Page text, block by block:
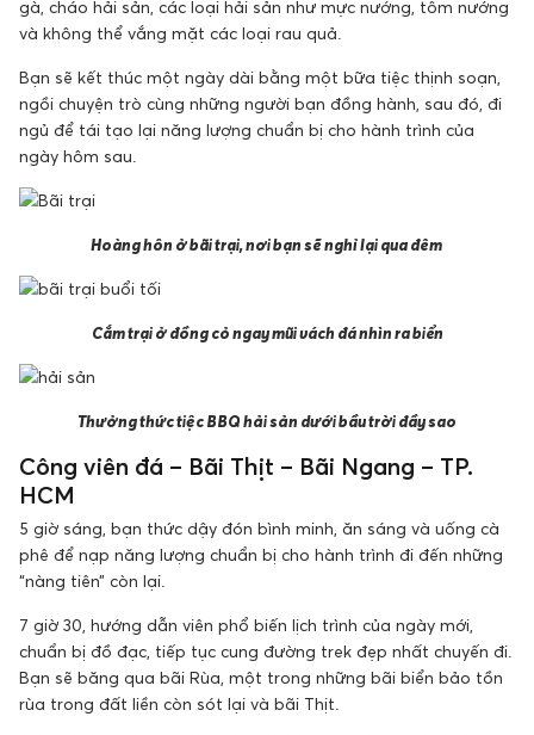
gà, cháo hải sản, các loại hải sản như mực nướng, tôm nướng
và không thể vắng mặt các loại rau quả.
Bạn sẽ kết thúc một ngày dài bằng một bữa tiệc thịnh soạn,
ngồi chuyện trò cùng những người bạn đồng hành, sau đó, đi
ngủ để tái tạo lại năng lượng chuẩn bị cho hành trình của
ngày hôm sau.
Hoàng hôn ở bãi trại, nơi bạn sẽ nghỉ lại qua đêm
Cắm trại ở đồng cỏ ngay mũi vách đá nhìn ra biển
Thưởng thức tiệc BBQ hải sản dưới bầu trời đầy sao
Công viên đá – Bãi Thịt – Bãi Ngang – TP.
HCM
5 giờ sáng, bạn thức dậy đón bình minh, ăn sáng và uống cà
phê để nạp năng lượng chuẩn bị cho hành trình đi đến những
“nàng tiên” còn lại.
7 giờ 30, hướng dẫn viên phổ biến lịch trình của ngày mới,
chuẩn bị đồ đạc, tiếp tục cung đường trek đẹp nhất chuyến đi.
Bạn sẽ băng qua bãi Rùa, một trong những bãi biển bảo tồn
rùa trong đất liền còn sót lại và bãi Thịt.